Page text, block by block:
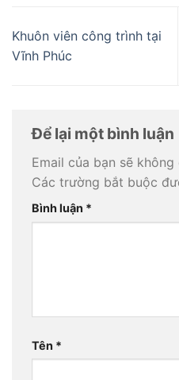
Khuôn viên công trình tại
Vĩnh Phúc
Để lại một bình luận
Email của bạn sẽ
Các trường bắt buộc
Bình luận *
Tên *